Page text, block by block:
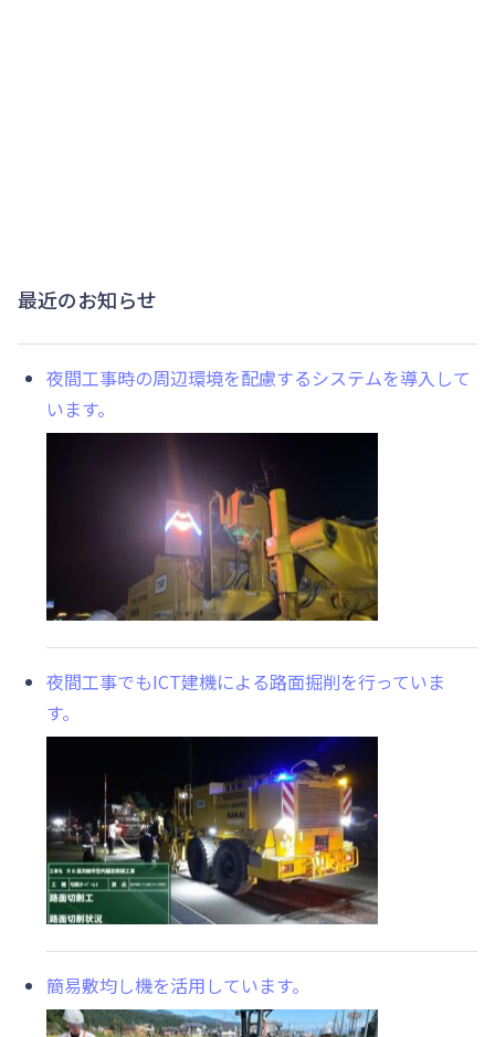
最近のお知らせ
夜間工事時の周辺環境を配慮するシステムを導入して
います。
夜間工事でもICT建機による路面掘削を行っていま
す。
簡易敷均し機を活用しています。